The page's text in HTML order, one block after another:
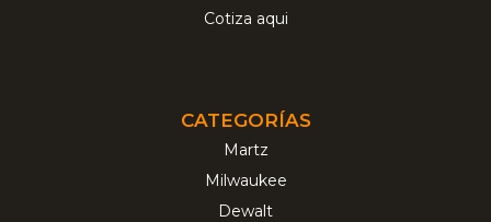
Cotiza aqui
CATEGORÍAS
Martz
Milwaukee
Dewalt